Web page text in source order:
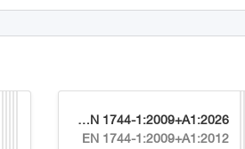
GSO EN 1744-1:2009+A1:2026
EN 1744-1:2009+A1:2012